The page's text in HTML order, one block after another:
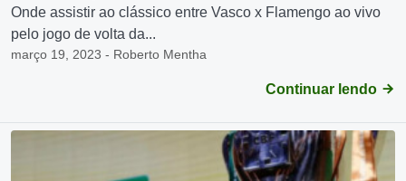
Onde assistir ao clássico entre Vasco x Flamengo ao vivo
pelo jogo de volta da...
março 19, 2023 - Roberto Mentha
Continuar lendo